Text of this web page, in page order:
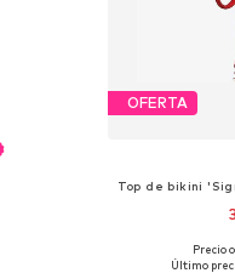
OFERTA
Tallas
Precio
Último